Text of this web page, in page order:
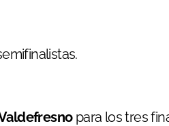
para los tres